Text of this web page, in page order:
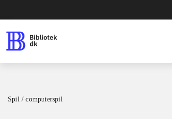
Spil / computerspil